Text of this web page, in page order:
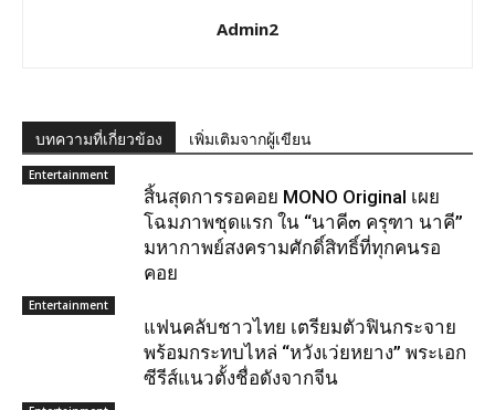
Admin2
บทความที่เกี่ยวข้อง เพิ่มเติมจากผู้เขียน
Entertainment
สิ้นสุดการรอคอย MONO Original เผย
โฉมภาพชุดแรก ใน “นาคี๓ ครุฑา นาคี”
มหากาพย์สงครามศักดิ์สิทธิ์ที่ทุกคนรอ
คอย
Entertainment
แฟนคลับชาวไทย เตรียมตัวฟินกระจาย
พร้อมกระทบไหล่ “หวังเว่ยหยาง” พระเอก
ซีรีส์แนวตั้งชื่อดังจากจีน